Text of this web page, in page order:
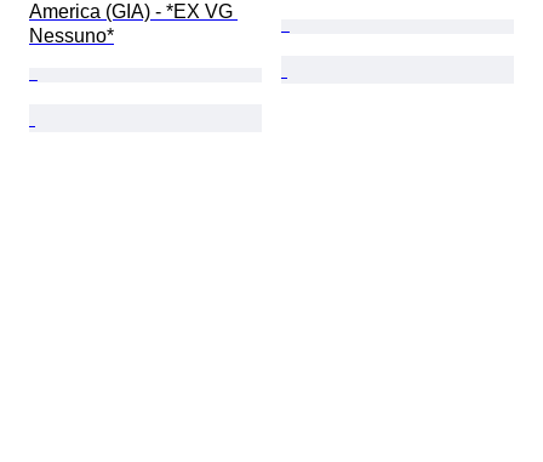
America (GIA) - *EX VG
Nessuno*